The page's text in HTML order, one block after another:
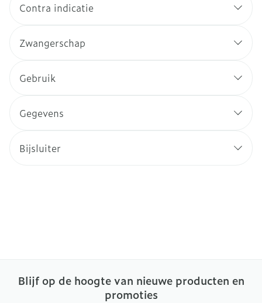
Contra indicatie
Zwangerschap
Gebruik
Gegevens
Bijsluiter
Blijf op de hoogte van nieuwe producten en
promoties